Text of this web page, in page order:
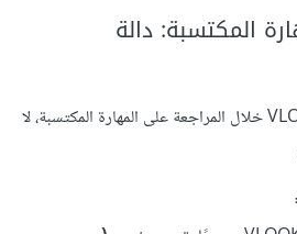
المكتسبة: دالة
من أجل إضافة دالة VLOOKUP خلال المراجعة على المهارة المكتسبة، لا